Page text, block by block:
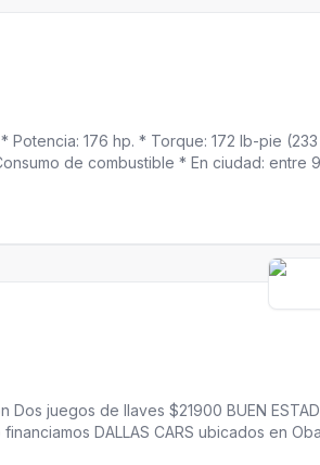
Potencia: 176 hp. * Torque: 172 lb-pie (233
de combustible * En ciudad: entre
litros (15.9 galones). Dimensiones *
traseros. * Altura libre al suelo: 16 cm (6.3
* Aire acondicionado. * Vidrios y
juegos de llaves $21900 BUEN
DALLAS CARS ubicados en
como Dallas Cars Horario de atención